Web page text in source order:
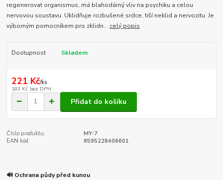
regenerovat organismus, má blahodárný vliv na psychiku a celou
nervovou soustavu. Uklidňuje rozbušené srdce, tiší neklid a nervozitu. Je
výborným pomocníkem pro zklidn... celý popis
Dostupnost Skladem
221 Kč/ks
183 Kč bez DPH
Přidat do košíku
Číslo produktu:
MY-7
EAN kód:
8595228406601
🔊 Ochrana půdy před kunou